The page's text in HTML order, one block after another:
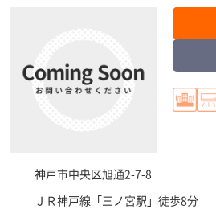
神戸市中央区旭通2-7-8
ＪＲ神戸線「三ノ宮駅 」徒歩8分